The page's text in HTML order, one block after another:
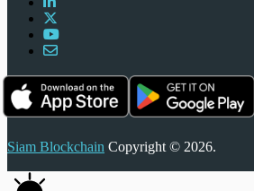
Siam Blockchain Copyright © 2026.